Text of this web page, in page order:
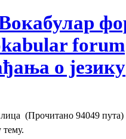
forum
о језику
(Прочитано 94049 пута)
тему.